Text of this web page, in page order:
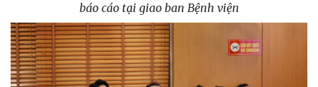
báo cáo tại giao ban Bệnh viện